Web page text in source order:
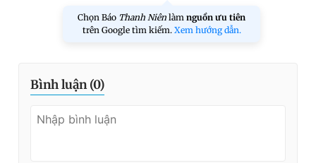
Chọn Báo Thanh Niên làm nguồn ưu tiên
trên Google tìm kiếm. Xem hướng dẫn.
Bình luận (0)